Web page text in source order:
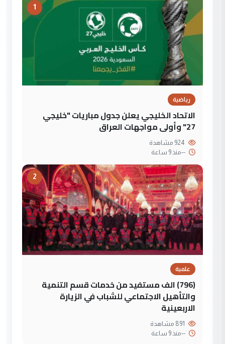
1
رياضية
الاتحاد الخليجي يعلن جدول مباريات "خليجي
27" وأولى مواجهات العراق
--منذ 9 ساعة
2
علمية
(796) الف مستفيد من خدمات قسم التنمية
والتأهيل الاجتماعي للشباب في الزيارة
الاربعينية
--منذ 9 ساعة